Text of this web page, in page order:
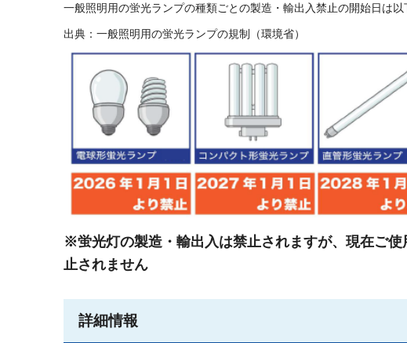
一般照明用の蛍光ランプの種類ごとの製造・輸出入禁止の開始日は以
出典：一般照明用の蛍光ランプの規制（環境省）
※蛍光灯の製造・輸出入は禁止されますが、現在ご
止されません
詳細情報